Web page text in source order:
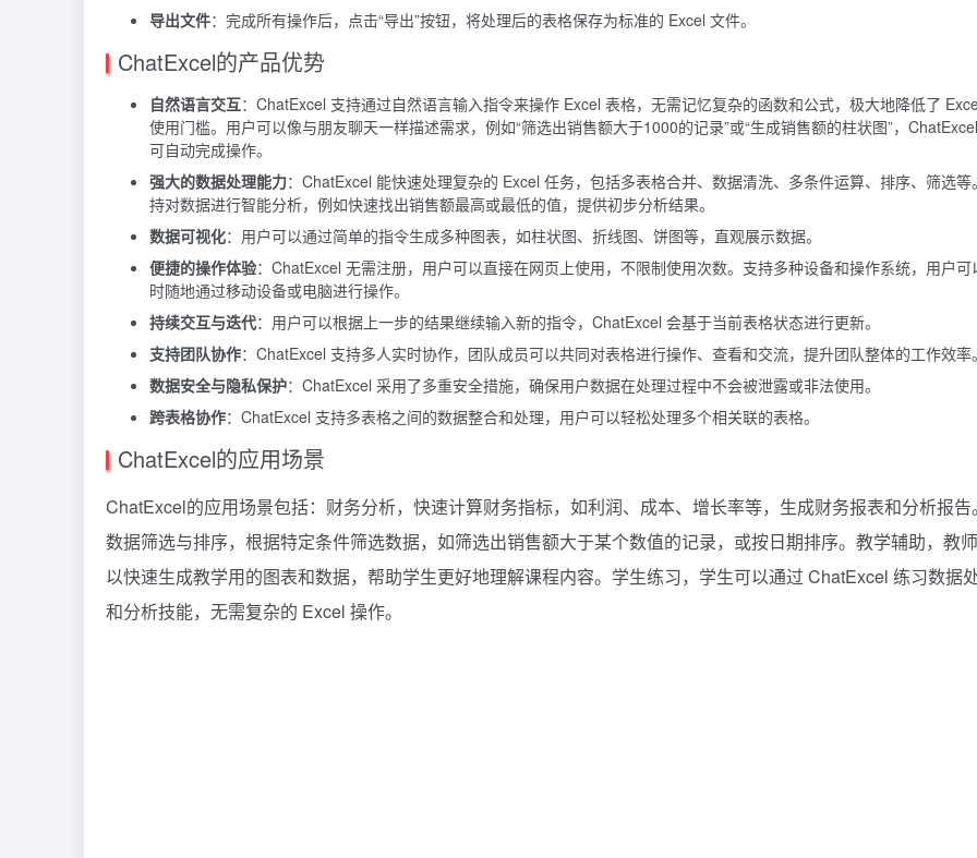
导出文件：完成所有操作后，点击“导出”按钮，将处理后的表格保存为标准的 Excel 文件。
ChatExcel的产品优势
自然语言交互：ChatExcel 支持通过自然语言输入指令来操作 Excel 表格，无需记忆复杂的函数和公式，极大地降低了
使用门槛。用户可以像与朋友聊天一样描述需求，例如“筛选出销售额大于1000的记录”或“生成销售额的柱状图”，
可自动完成操作。
强大的数据处理能力：ChatExcel 能快速处理复杂的 Excel 任务，包括多表格合并、数据清洗、多条件运算、排序、筛选等
持对数据进行智能分析，例如快速找出销售额最高或最低的值，提供初步分析结果。
数据可视化：用户可以通过简单的指令生成多种图表，如柱状图、折线图、饼图等，直观展示数据。
便捷的操作体验：ChatExcel 无需注册，用户可以直接在网页上使用，不限制使用次数。支持多种设备和操作系统，用户可
时随地通过移动设备或电脑进行操作。
持续交互与迭代：用户可以根据上一步的结果继续输入新的指令，ChatExcel 会基于当前表格状态进行更新。
支持团队协作：ChatExcel 支持多人实时协作，团队成员可以共同对表格进行操作、查看和交流，提升团队整体的工作效率。
数据安全与隐私保护：ChatExcel 采用了多重安全措施，确保用户数据在处理过程中不会被泄露或非法使用。
跨表格协作：ChatExcel 支持多表格之间的数据整合和处理，用户可以轻松处理多个相关联的表格。
ChatExcel的应用场景
ChatExcel的应用场景包括：财务分析，快速计算财务指标，如利润、成本、增长率等，生成财务报表和分析报告。
数据筛选与排序，根据特定条件筛选数据，如筛选出销售额大于某个数值的记录，或按日期排序。教学辅助，教
以快速生成教学用的图表和数据，帮助学生更好地理解课程内容。学生练习，学生可以通过 ChatExcel 练习数据
和分析技能，无需复杂的 Excel 操作。